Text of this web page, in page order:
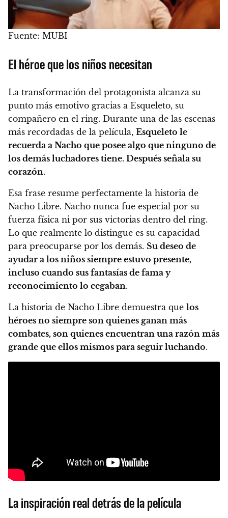
Fuente: MUBI
El héroe que los niños necesitan
La transformación del protagonista alcanza su
punto más emotivo gracias a Esqueleto, su
compañero en el ring. Durante una de las escenas
más recordadas de la película, Esqueleto le
recuerda a Nacho que posee algo que ninguno de
los demás luchadores tiene. Después señala su
corazón.
Esa frase resume perfectamente la historia de
Nacho Libre. Nacho nunca fue especial por su
fuerza física ni por sus victorias dentro del ring.
Lo que realmente lo distingue es su capacidad
para preocuparse por los demás. Su deseo de
ayudar a los niños siempre estuvo presente,
incluso cuando sus fantasías de fama y
reconocimiento lo cegaban.
La historia de Nacho Libre demuestra que los
héroes no siempre son quienes ganan más
combates, son quienes encuentran una razón más
grande que ellos mismos para seguir luchando.
La inspiración real detrás de la película